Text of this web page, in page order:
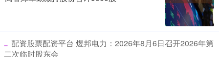
​配资股票配资平台 煜邦电力：2026年8月6日召开2026年第
二次临时股东会